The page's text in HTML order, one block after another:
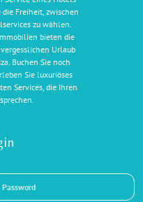
die Freiheit, zwischen
zu wählen.
bieten die
Urlaub
Buchen Sie noch
Sie luxuriöses
Services, die Ihren